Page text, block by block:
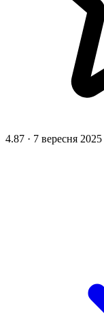
4.87 · 7 вересня 2025